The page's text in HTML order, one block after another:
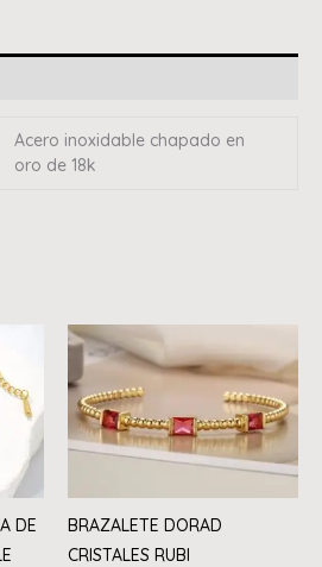
Acero inoxidable chapado en
oro de 18k
DE
BRAZALETE DORAD
CRISTALES RUBI